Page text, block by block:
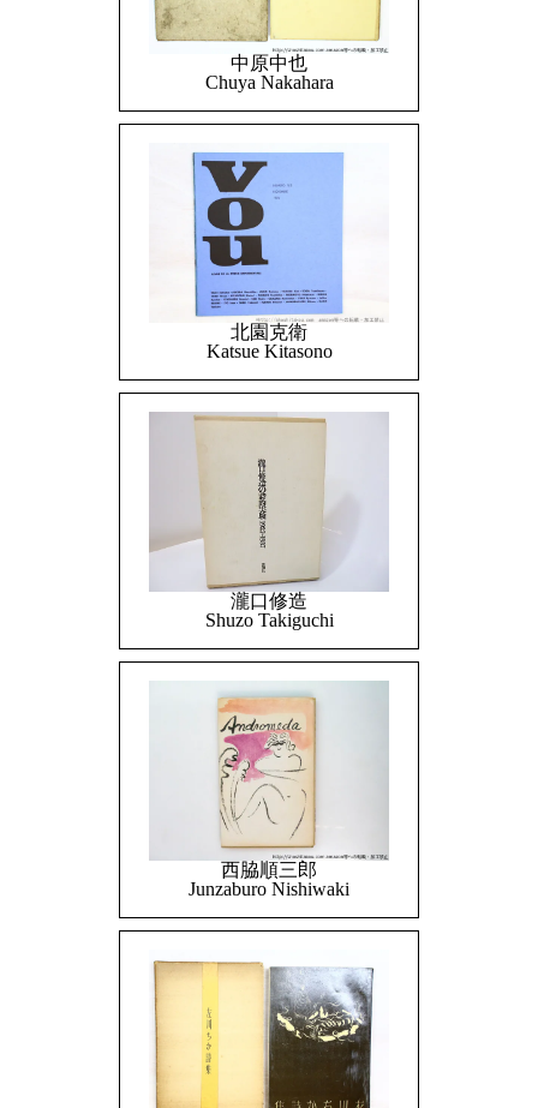
中原中也
Chuya Nakahara
北園克衛
Katsue Kitasono
瀧口修造
Shuzo Takiguchi
西脇順三郎
Junzaburo Nishiwaki